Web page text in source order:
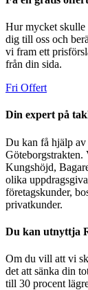
Hur mycket skulle
dig till oss och
vi fram ett
från din sida.
Fri Offert
Din expert på
Du kan få hjälp av
Göteborgstrakten.
Kungshöjd,
olika
företagskunder,
privatkunder.
Du kan utnyttja
Om du vill att vi
det att sänka din
till 30 procent